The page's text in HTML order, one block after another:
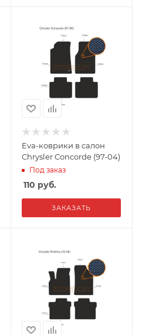
Eva-коврики в салон
Chrysler Concorde (97-04)
Под заказ
110 руб.
ЗАКАЗАТЬ